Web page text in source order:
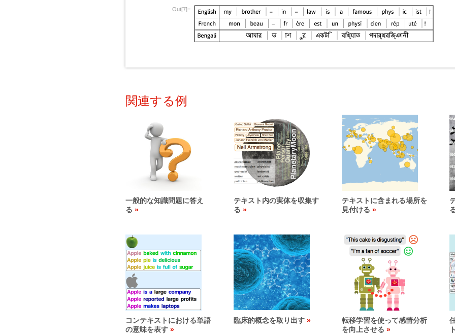
Out[7]=
関連する例
一般的な知識問題に答え
る
テキスト内の実体を収集す
る
テキストに含まれる場所を
見付ける
コンテキストにおける単語
の意味を表す
臨床的概念を取り出す
転移学習を使って感情分析
を向上させる